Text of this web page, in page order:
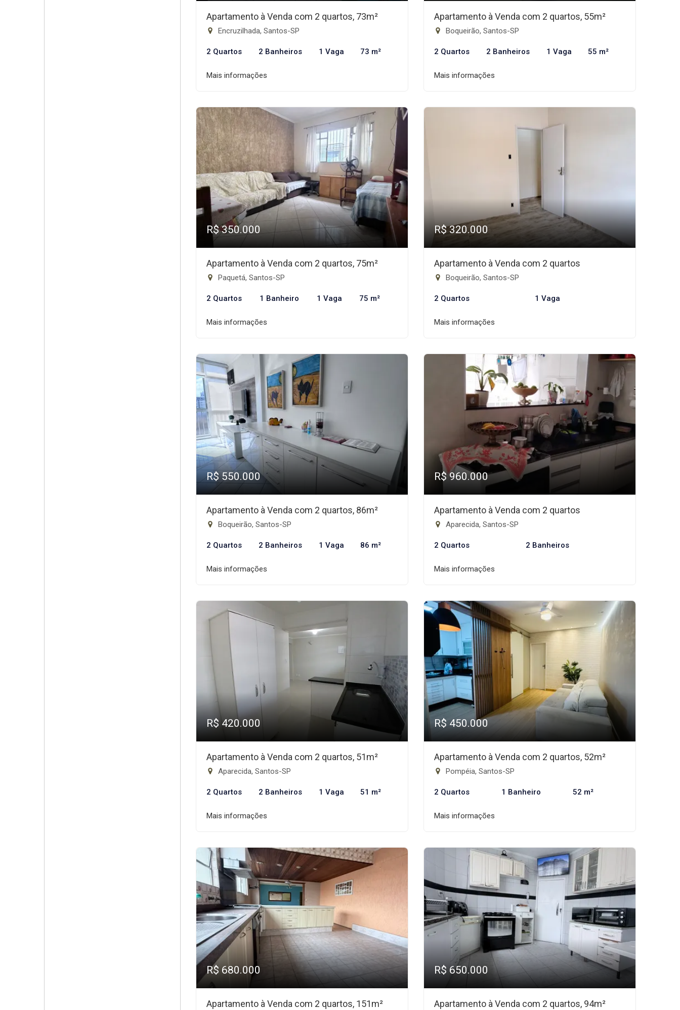
Apartamento à Venda com 2 quartos, 73m²
Encruzilhada, Santos-SP
2 Quartos 2 Banheiros 1 Vaga 73 m²
Mais informações
Apartamento à Venda com 2 quartos, 55m²
Boqueirão, Santos-SP
2 Quartos 2 Banheiros 1 Vaga 55 m²
Mais informações
R$ 350.000
Apartamento à Venda com 2 quartos, 75m²
Paquetá, Santos-SP
2 Quartos 1 Banheiro 1 Vaga 75 m²
Mais informações
R$ 320.000
Apartamento à Venda com 2 quartos
Boqueirão, Santos-SP
2 Quartos 1 Vaga
Mais informações
R$ 550.000
Apartamento à Venda com 2 quartos, 86m²
Boqueirão, Santos-SP
2 Quartos 2 Banheiros 1 Vaga 86 m²
Mais informações
R$ 960.000
Apartamento à Venda com 2 quartos
Aparecida, Santos-SP
2 Quartos 2 Banheiros
Mais informações
R$ 420.000
Apartamento à Venda com 2 quartos, 51m²
Aparecida, Santos-SP
2 Quartos 2 Banheiros 1 Vaga 51 m²
Mais informações
R$ 450.000
Apartamento à Venda com 2 quartos, 52m²
Pompéia, Santos-SP
2 Quartos 1 Banheiro 52 m²
Mais informações
R$ 680.000
Apartamento à Venda com 2 quartos, 151m²
R$ 650.000
Apartamento à Venda com 2 quartos, 94m²